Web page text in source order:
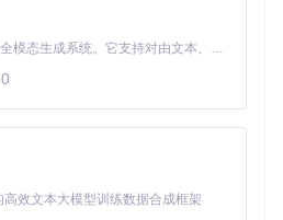
进行：
杂查询、事务管理、批量操作等企
义扩展、多数据库适配、分布式场
直观、文档是否完善、社区支持情
兼容性、代码改造难度
MiniMax H3 是一个通用的全模态生成系统。它支持对由文本、图像、视频和音频组成的多模态上下文进行统一理解，并能生成分辨率高达 2K、时长可达 15 秒的带原生立体声音频的视频。得益于面向任务泛化的系统设计，H3 在预训练阶段就已具备广泛的多模态上下文理解与生成能力，能够出色地执行复杂的多模态指令。
0
效文本大模型训练数据合成框架